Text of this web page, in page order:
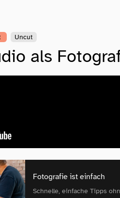
Uncut
als
Fotografie ist einfach
Schnelle, einfache Tipps